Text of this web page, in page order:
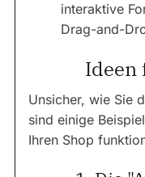
interaktive
Drag-and-
Ideen
Unsicher, wie Sie
sind einige
Ihren Shop